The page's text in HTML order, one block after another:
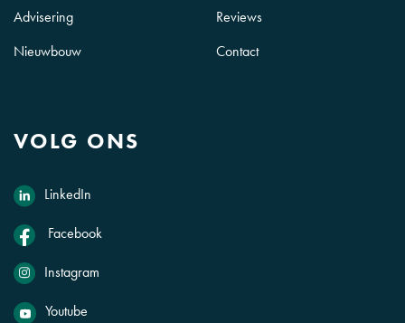
Advisering
Nieuwbouw
Reviews
Contact
VOLG ONS
LinkedIn
Facebook
Instagram
Youtube